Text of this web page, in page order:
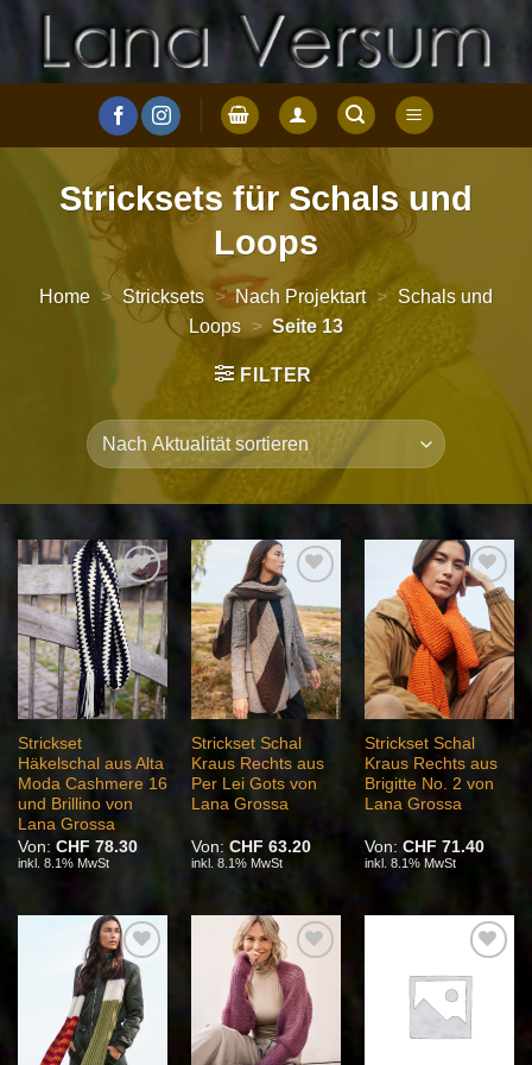
springen
Stricksets für Schals und
Loops
Home > Stricksets > Nach Projektart > Schals und
Loops
> Seite 13
FILTER
Auf die
Wunschliste
Strickset
Häkelschal aus Alta
Moda Cashmere 16
und Brillino von
Lana Grossa
Von: CHF 78.30
inkl. 8.1% MwSt
Auf die
Wunschliste
Strickset Schal
Kraus Rechts aus
Per Lei Gots von
Lana Grossa
Von: CHF 63.20
inkl. 8.1% MwSt
Auf die
Wunschliste
Strickset Schal
Kraus Rechts aus
Brigitte No. 2 von
Lana Grossa
Von: CHF 71.40
inkl. 8.1% MwSt
Auf die
Wunschliste
Auf die
Wunschliste
Auf die
Wunschliste